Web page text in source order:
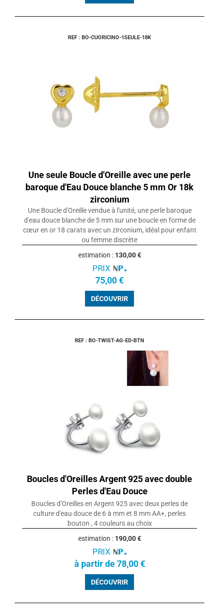
REF : BO-CUORICINO-1SEULE-18K
Une seule Boucle d'Oreille avec une perle
baroque d'Eau Douce blanche 5 mm Or 18k
zirconium
Une Boucle d'Oreille vendue à l'unité, une perle baroque
d'eau douce blanche de 5 mm sur une boucle en forme de
cœur en or 18 carats avec un zirconium, idéal pour enfant
ou femme discrète
estimation : 130,00 €
PRIX
75,00 €
DÉCOUVRIR
REF : BO-TWIST-AG-ED-BTN
Boucles d'Oreilles Argent 925 avec double
Perles d'Eau Douce
Boucles d'Oreilles en Argent 925 avec deux perles de
culture d'eau douce de 6 à mm et 8 mm AA+, perles
bouton , 4 couleurs au choix
estimation : 190,00 €
PRIX
à partir de 78,00 €
DÉCOUVRIR